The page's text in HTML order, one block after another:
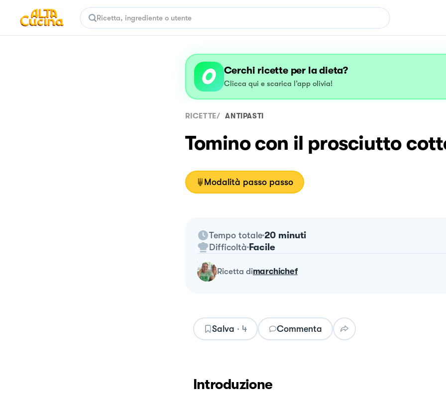
Cerchi ricette per la dieta?
Clicca qui e scarica l’app olivia!
RICETTE/ ANTIPASTI
Tomino con il prosciutto
Modalità passo passo
Tempo totale 20 minuti
Difficoltà Facile
ricetta dimarchichef
Salva · 4 Commenta
Introduzione